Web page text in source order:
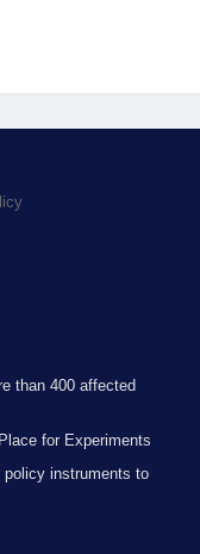
than 400 affected
for Experiments
policy instruments to